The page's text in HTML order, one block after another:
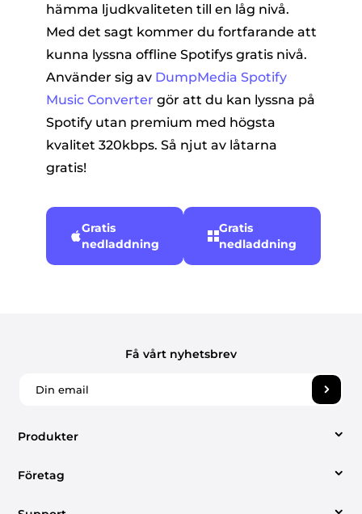
hämma ljudkvaliteten till en låg nivå.
Med det sagt kommer du fortfarande att
kunna lyssna offline Spotifys gratis nivå.
Använder sig av DumpMedia Spotify
Music Converter gör att du kan lyssna på
Spotify utan premium med högsta
kvalitet 320kbps. Så njut av låtarna
gratis!
Gratis
nedladdning
Gratis
nedladdning
Produkter
Video Converter
Företag
Få vårt nyhetsbrev